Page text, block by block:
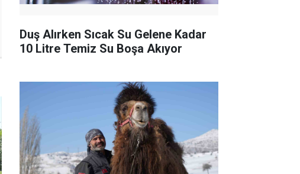
Duş Alırken Sıcak Su Gelene Kadar
10 Litre Temiz Su Boşa Akıyor